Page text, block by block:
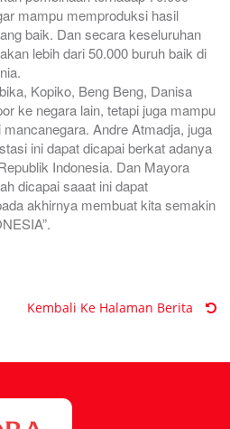
mampu memproduksi hasil
baik. Dan secara keseluruhan
lebih dari 50.000 buruh baik di
Kopiko, Beng Beng, Danisa
ke negara lain, tetapi juga mampu
Andre Atmadja, juga
ini dapat dicapai berkat adanya
Indonesia. Dan Mayora
dicapai saaat ini dapat
akhirnya membuat kita semakin
Kembali Ke Halaman Berita